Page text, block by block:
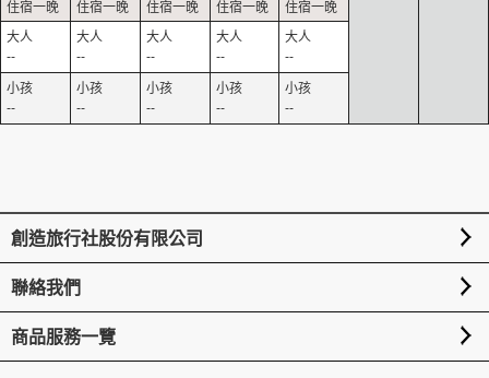
--
--
--
--
--
--
--
--
--
--
創造旅行社股份有限公司
聯絡我們
商品服務一覽